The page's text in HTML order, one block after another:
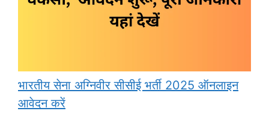
भारतीय सेना अग्निवीर सीसीई भर्ती 2025 ऑनलाइन
आवेदन करें